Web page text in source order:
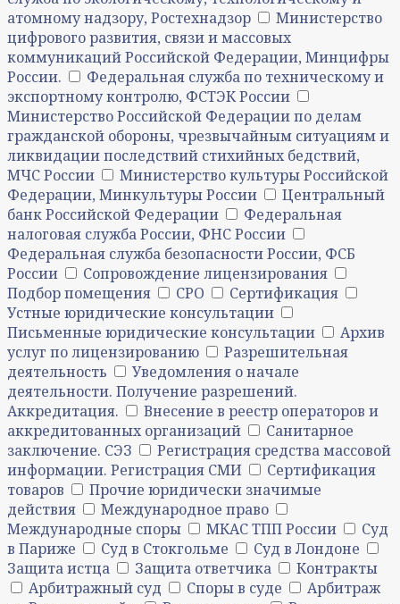
атомному надзору, Ростехнадзор
Министерство
цифрового развития, связи и массовых
коммуникаций Российской Федерации, Минцифры
России.
Федеральная служба по техническому и
экспортному контролю, ФСТЭК России
Министерство Российской Федерации по делам
гражданской обороны, чрезвычайным ситуациям и
ликвидации последствий стихийных бедствий,
МЧС России
Министерство культуры Российской
Федерации, Минкультуры России
Центральный
банк Российской Федерации
Федеральная
налоговая служба России, ФНС России
Федеральная служба безопасности России, ФСБ
России
Сопровождение лицензирования
Подбор помещения
СРО
Сертификация
Устные юридические консультации
Письменные юридические консультации
Архив
услуг по лицензированию
Разрешительная
деятельность
Уведомления о начале
деятельности. Получение разрешений.
Аккредитация.
Внесение в реестр операторов и
аккредитованных организаций
Санитарное
заключение. СЭЗ
Регистрация средства массовой
информации. Регистрация СМИ
Сертификация
товаров
Прочие юридически значимые
действия
Международное право
Международные споры
МКАС ТПП России
Суд
в Париже
Суд в Стокгольме
Суд в Лондоне
Защита истца
Защита ответчика
Контракты
Арбитражный суд
Споры в суде
Арбитраж